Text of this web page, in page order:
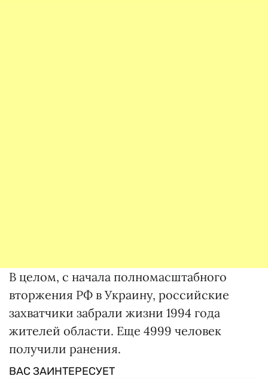
В целом, с начала полномасштабного
вторжения РФ в Украину, российские
захватчики забрали жизни 1994 года
жителей области. Еще 4999 человек
получили ранения.
ВАС ЗАИНТЕРЕСУЕТ